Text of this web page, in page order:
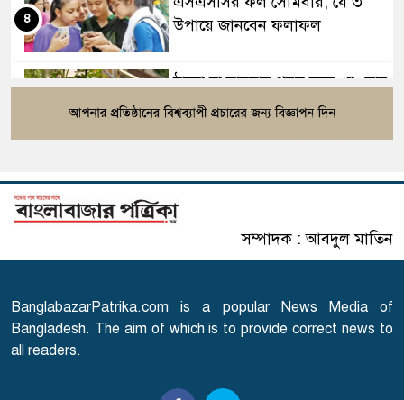
উপায়ে জানবেন ফলাফল
৪
ঠান্ডা চা বারবার গরম করে খাওয়ার
আগে জেনে নিন কতটা ক্ষতিকর
ইনিংস ব্যবধানে লজ্জার হার
৬
গণঅভ্যুত্থানের সঙ্গে প্রথম বেইমানি
করেছেন জামায়াত আমির: রাশেদ
৭
বাজারে ব্যবসায়ীদের সিন্ডিকেট
৮
সম্পাদক : আবদুল মাতিন
BanglabazarPatrika.com is a popular News Media of
Bangladesh. The aim of which is to provide correct news to
all readers.